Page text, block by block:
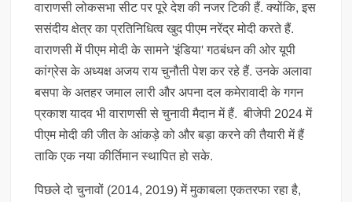
वाराणसी लोकसभा सीट पर पूरे देश की नजर टिकी हैं. क्योंकि, इस
ससंदीय क्षेत्र का प्रतिनिधित्व खुद पीएम नरेंद्र मोदी करते हैं.
वाराणसी में पीएम मोदी के सामने 'इंडिया' गठबंधन की ओर यूपी
कांग्रेस के अध्यक्ष अजय राय चुनौती पेश कर रहे हैं. उनके अलावा
बसपा के अतहर जमाल लारी और अपना दल कमेरावादी के गगन
प्रकाश यादव भी वाराणसी से चुनावी मैदान में हैं. बीजेपी 2024 में
पीएम मोदी की जीत के आंकड़े को और बड़ा करने की तैयारी में हैं
ताकि एक नया कीर्तिमान स्थापित हो सके.
पिछले दो चुनावों (2014, 2019) में मुकाबला एकतरफा रहा है,